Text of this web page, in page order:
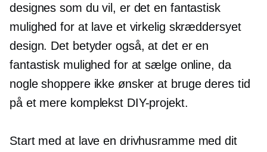
designes som du vil, er det en fantastisk
mulighed for at lave et virkelig skræddersyet
design. Det betyder også, at det er en
fantastisk mulighed for at sælge online, da
nogle shoppere ikke ønsker at bruge deres tid
på et mere komplekst DIY-projekt.
Start med at lave en drivhusramme med dit